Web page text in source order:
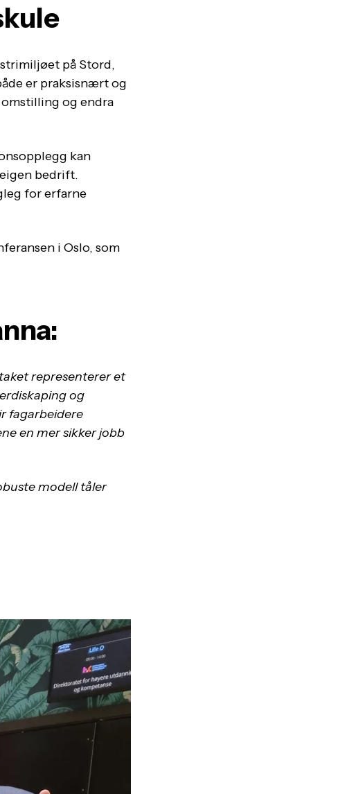
på Stord,
er praksisnært og
og endra
kan
bedrift.
for erfarne
i Oslo, som
representerer et
og
fagarbeidere
en mer sikker jobb
modell tåler